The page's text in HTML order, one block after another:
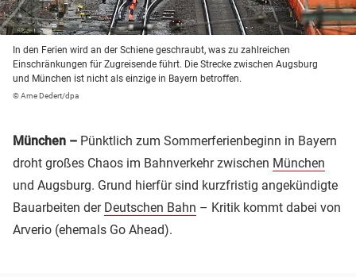
In den Ferien wird an der Schiene geschraubt, was zu zahlreichen
Einschränkungen für Zugreisende führt. Die Strecke zwischen Augsburg
und München ist nicht als einzige in Bayern betroffen.
© Arne Dedert/dpa
München – Pünktlich zum Sommerferienbeginn in Bayern
droht großes Chaos im Bahnverkehr zwischen München
und Augsburg. Grund hierfür sind kurzfristig angekündigte
Bauarbeiten der Deutschen Bahn – Kritik kommt dabei von
Arverio (ehemals Go Ahead).